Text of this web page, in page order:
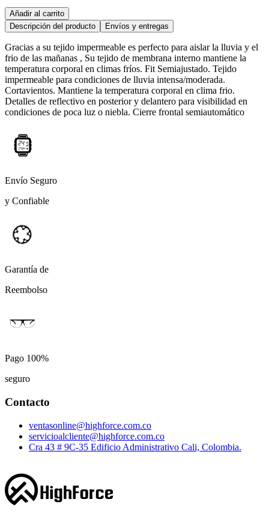
Añadir al carrito
Descripción del producto
Envíos y entregas
Gracias a su tejido impermeable es perfecto para aislar la lluvia y el
frio de las mañanas , Su tejido de membrana interno mantiene la
temperatura corporal en climas fríos. Fit Semiajustado. Tejido
impermeable para condiciones de lluvia intensa/moderada.
Cortavientos. Mantiene la temperatura corporal en clima frio.
Detalles de reflectivo en posterior y delantero para visibilidad en
condiciones de poca luz o niebla. Cierre frontal semiautomático
Envío Seguro
y Confiable
Garantía de
Reembolso
Pago 100%
seguro
Contacto
ventasonline@highforce.com.co
servicioalcliente@highforce.com.co
Cra 43 # 9C-35 Edificio Administrativo Cali, Colombia.